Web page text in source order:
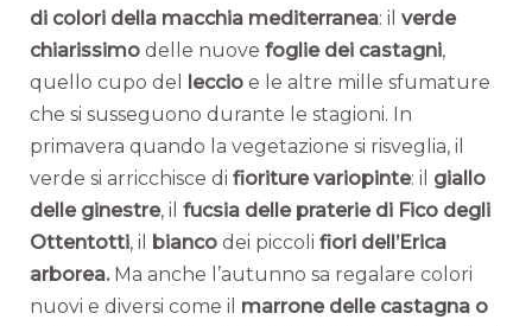
di colori della macchia mediterranea: ilverde
chiarissimo delle nuovefoglie dei castagni,
quello cupo del
leccio e le altre mille sfumature
che si susseguono durante le stagioni. In
primavera quando la vegetazione si risveglia, il
verde si arricchisce difioriture variopinte: il giallo
delle ginestre, ilfucsia delle praterie di Fico degli
Ottentotti, il bianco dei piccolifiori dell’Erica
arborea.Ma anche l’autunno sa regalare colori
nuovi e diversi come il marrone delle castagna o